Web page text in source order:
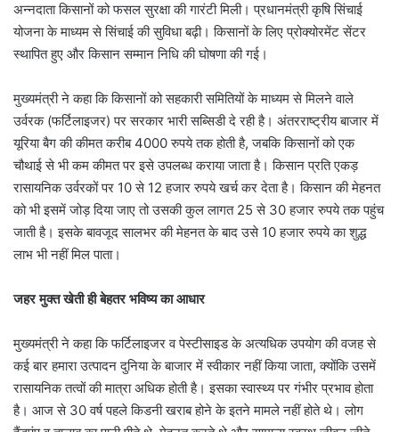
अन्नदाता किसानों को फसल सुरक्षा की गारंटी मिली। प्रधानमंत्री कृषि सिंचाई
योजना के माध्यम से सिंचाई की सुविधा बढ़ी। किसानों के लिए प्रोक्योरमेंट सेंटर
स्थापित हुए और किसान सम्मान निधि की घोषणा की गई।
मुख्यमंत्री ने कहा कि किसानों को सहकारी समितियों के माध्यम से मिलने वाले
उर्वरक (फर्टिलाइजर) पर सरकार भारी सब्सिडी दे रही है। अंतरराष्ट्रीय बाजार में
यूरिया बैग की कीमत करीब 4000 रुपये तक होती है, जबकि किसानों को एक
चौथाई से भी कम कीमत पर इसे उपलब्ध कराया जाता है। किसान प्रति एकड़
रासायनिक उर्वरकों पर 10 से 12 हजार रुपये खर्च कर देता है। किसान की मेहनत
को भी इसमें जोड़ दिया जाए तो उसकी कुल लागत 25 से 30 हजार रुपये तक पहुंच
जाती है। इसके बावजूद सालभर की मेहनत के बाद उसे 10 हजार रुपये का शुद्ध
लाभ भी नहीं मिल पाता।
जहर मुक्त खेती ही बेहतर भविष्य का आधार
मुख्यमंत्री ने कहा कि फर्टिलाइजर व पेस्टीसाइड के अत्यधिक उपयोग की वजह से
कई बार हमारा उत्पादन दुनिया के बाजार में स्वीकार नहीं किया जाता, क्योंकि उसमें
रासायनिक तत्वों की मात्रा अधिक होती है। इसका स्वास्थ्य पर गंभीर प्रभाव होता
है। आज से 30 वर्ष पहले किडनी खराब होने के इतने मामले नहीं होते थे। लोग